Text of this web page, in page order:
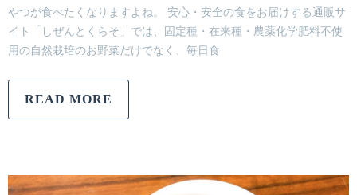
やつが食べたくなりますよね。 安心・安全の食をお届けする通販サ
イト「しぜんとくらそ」では、固定種・在来種・農薬化学肥料不使
用の自然栽培のお野菜だけでなく、毎日食
READ MORE